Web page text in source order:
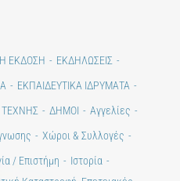
ΕΚΔΟΣΗ
ΕΚΔΗΛΩΣΕΙΣ
ΕΚΠΑΙΔΕΥΤΙΚΑ ΙΔΡΥΜΑΤΑ
ΤΕΧΝΗΣ ΔΗΜΟΙ
Αγγελίες
Χώροι & Συλλογές
/ Επιστήμη
Ιστορία